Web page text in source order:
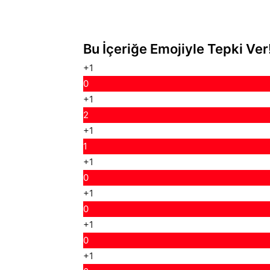
Bu İçeriğe Emojiyle Tepki
+1
0
+1
2
+1
1
+1
0
+1
0
+1
0
+1